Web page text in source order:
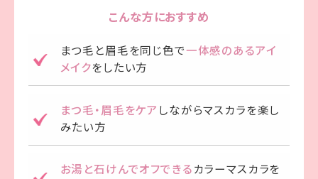
こんな方におすすめ
まつ毛と眉毛を同じ色で一体感のあるアイ
メイクをしたい方
まつ毛・眉毛をケア しながらマスカラを楽し
みたい方
お湯と石けんでオフできる カラーマスカラを